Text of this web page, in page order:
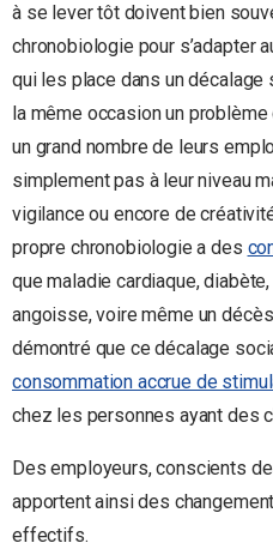
à se lever tôt doivent bien
chronobiologie pour s’adapter
qui les place dans un décalage
la même occasion un
un grand nombre de leurs
simplement pas à leur niveau
vigilance ou encore de
propre chronobiologie a des
que maladie cardiaque,
angoisse, voire même un
démontré que ce décalage
consommation accrue de
chez les personnes ayant des
Des employeurs, conscients
apportent ainsi des
effectifs.